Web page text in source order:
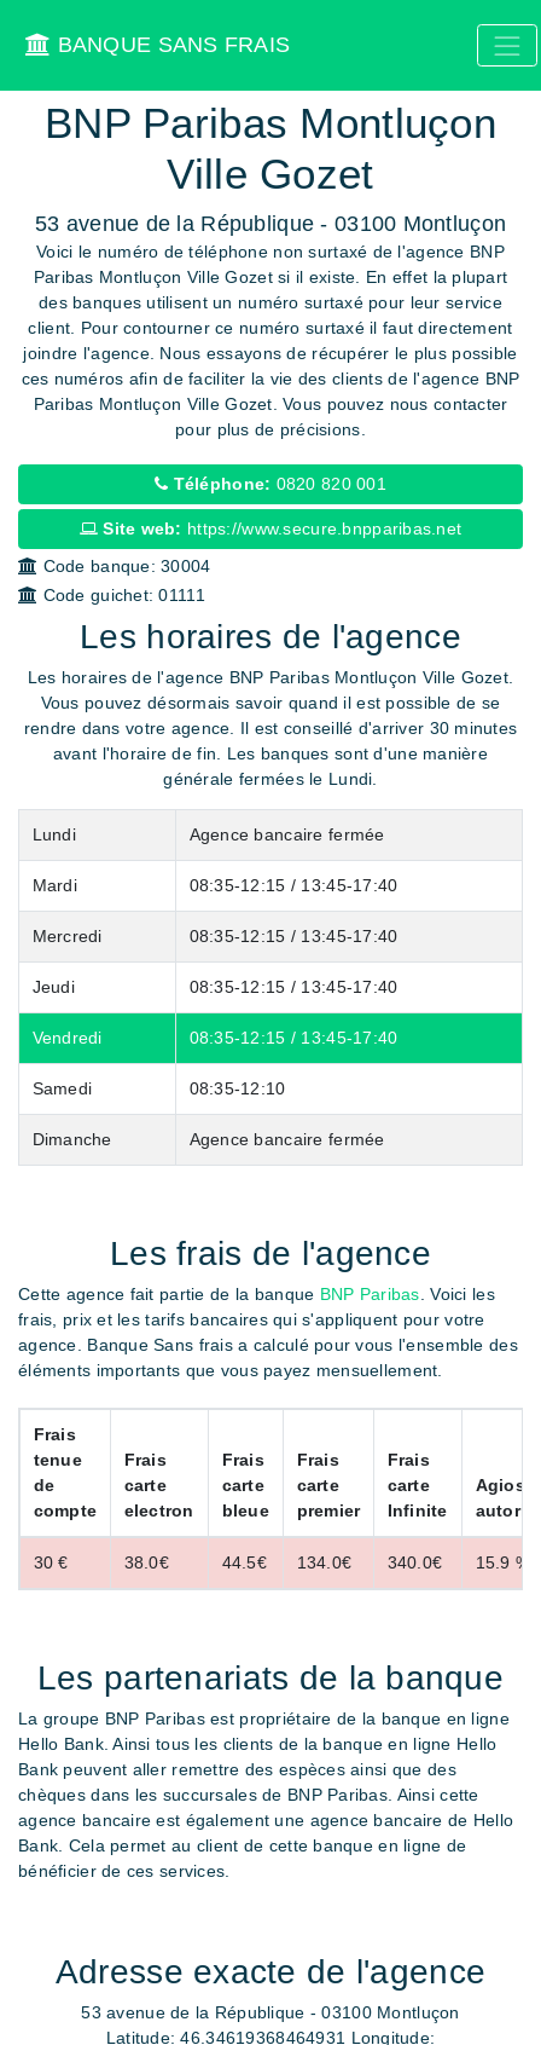
BANQUE SANS FRAIS
BNP Paribas Montluçon
Ville Gozet
53 avenue de la République - 03100 Montluçon
Voici le numéro de téléphone non surtaxé de l'agence BNP
Paribas Montluçon Ville Gozet si il existe. En effet la plupart
des banques utilisent un numéro surtaxé pour leur service
client. Pour contourner ce numéro surtaxé il faut directement
joindre l'agence. Nous essayons de récupérer le plus possible
ces numéros afin de faciliter la vie des clients de l'agence BNP
Paribas Montluçon Ville Gozet. Vous pouvez nous contacter
pour plus de précisions.
Téléphone: 0820 820 001
Site web: https://www.secure.bnpparibas.net
Code banque:30004
Code guichet:01111
Les horaires de l'agence
Les horaires de l'agence BNP Paribas Montluçon Ville Gozet.
Vous pouvez désormais savoir quand il est possible de se
rendre dans votre agence. Il est conseillé d'arriver 30 minutes
avant l'horaire de fin. Les banques sont d'une manière
générale fermées le Lundi.
Lundi Agence bancaire fermée
Mardi 08:35-12:15 / 13:45-17:40
Mercredi 08:35-12:15 / 13:45-17:40
Jeudi 08:35-12:15 / 13:45-17:40
Vendredi 08:35-12:15 / 13:45-17:40
Samedi 08:35-12:10
Dimanche Agence bancaire fermée
Les frais de l'agence
Cette agence fait partie de la banque BNP Paribas . Voici les
frais, prix et les tarifs bancaires qui s'appliquent pour votre
agence. Banque Sans frais a calculé pour vous l'ensemble des
éléments importants que vous payez mensuellement.
Frais
tenue
de
compte
Frais
carte
electron
Frais
carte
bleue
Frais
carte
premier
Frais
carte
Infinite
Agios
30 € 38.0€ 44.5€ 134.0€ 340.0€ 15.9 %
Les partenariats de la banque
La groupe BNP Paribas est propriétaire de la banque en ligne
Hello Bank. Ainsi tous les clients de la banque en ligne Hello
Bank peuvent aller remettre des espèces ainsi que des
chèques dans les succursales de BNP Paribas. Ainsi cette
agence bancaire est également une agence bancaire de Hello
Bank. Cela permet au client de cette banque en ligne de
bénéficier de ces services.
Adresse exacte de l'agence
53 avenue de la République - 03100 Montluçon
Latitude: 46.34619368464931 Longitude: